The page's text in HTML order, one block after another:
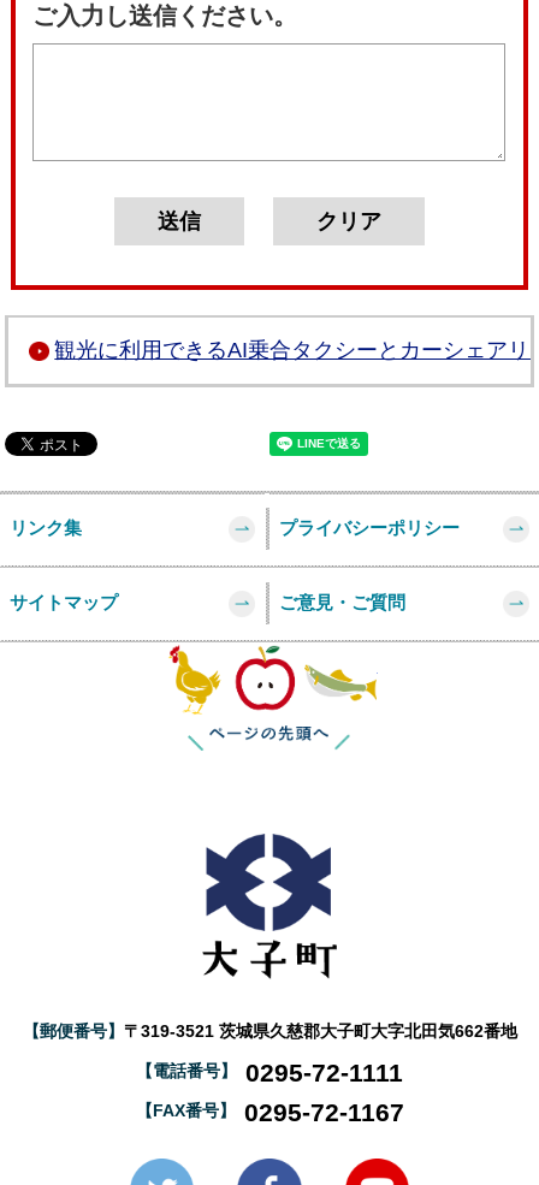
ご入力し送信ください。
観光に利用できるAI乗合タクシーとカーシェアリ
リンク集 プライバシーポリシー
サイトマップ ご意見・ご質問
【郵便番号】 〒319-3521 茨城県久慈郡大子町大字北田気662番地
【電話番号】 0295-72-1111
【FAX番号】 0295-72-1167
大子町Twitter 大子町Facebook